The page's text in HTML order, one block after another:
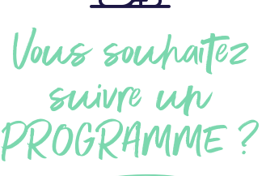
Vous souhaitez
suivre un
PROGRAMME ?